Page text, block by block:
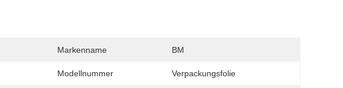
Markenname BM
Modellnummer Verpackungsfolie